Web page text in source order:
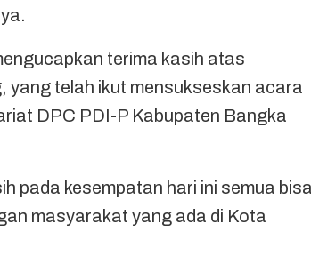
terima kasih atas
yang telah ikut mensukseskan acara
DPC PDI-P Kabupaten Bangka
pada kesempatan hari ini semua
masyarakat yang ada di Kota